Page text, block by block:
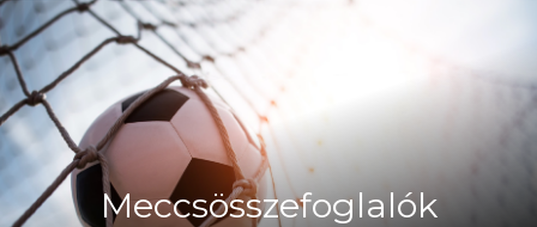
Meccsösszefoglalók